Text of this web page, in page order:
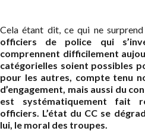
Cela étant dit, ce qui ne
officiers de police qui
comprennent difficilement
catégorielles soient possibles
pour les autres, compte tenu
d’engagement, mais aussi du
est systématiquement fait
officiers. L’état du CC se
lui, le moral des troupes.